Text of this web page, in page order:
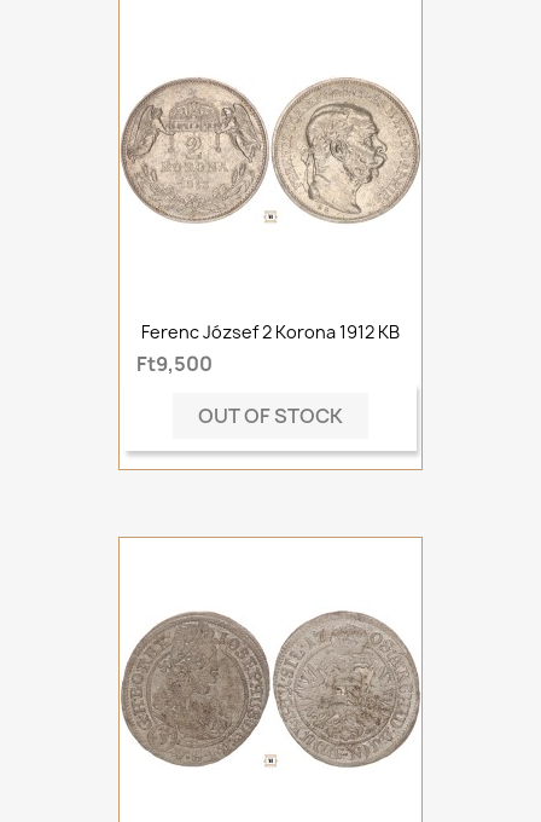
Ferenc József 2 Korona 1912 KB
Ft9,500
OUT OF STOCK